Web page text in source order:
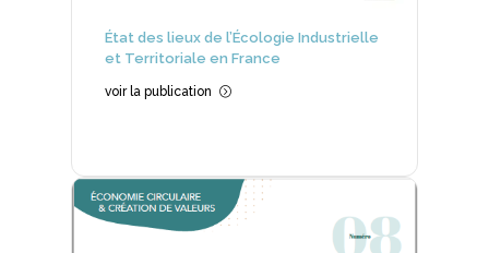
État des lieux de l’Écologie Industrielle
et Territoriale en France
voir la publication =